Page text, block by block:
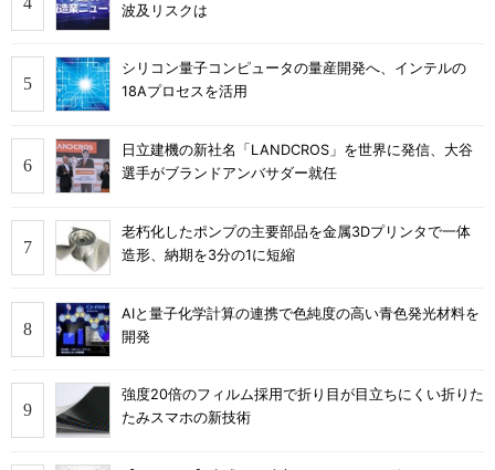
波及リスクは
シリコン量子コンピュータの量産開発へ、インテルの
18Aプロセスを活用
日立建機の新社名「LANDCROS」を世界に発信、大谷
選手がブランドアンバサダー就任
老朽化したポンプの主要部品を金属3Dプリンタで一体
造形、納期を3分の1に短縮
AIと量子化学計算の連携で色純度の高い青色発光材料を
開発
強度20倍のフィルム採用で折り目が目立ちにくい折りた
たみスマホの新技術